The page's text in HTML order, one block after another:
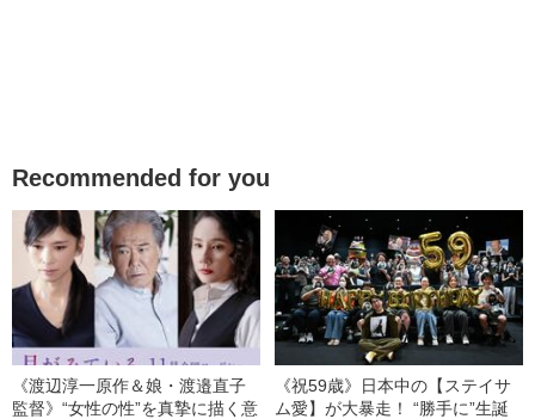
Recommended for you
《渡辺淳一原作＆娘・渡邉直子
監督》“女性の性”を真摯に描く意
《祝59歳》日本中の【ステイサ
ム愛】が大暴走！ “勝手に”生誕